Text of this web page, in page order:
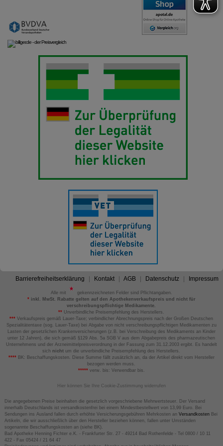
Barrierefreiheitserklärung Kontakt AGB Datenschutz Impressum
Alle mit
gekennzeichneten Felder sind Pflichtangaben.
*inkl. MwSt. Rabatte gelten auf den Apothekenverkaufspreis und nicht für
verschreibungspflichtige Medikamente.
** Unverbindliche Preisempfehlung des Herstellers.
*** Verkaufspreis gemäß Lauer-Taxe; verbindlicher Abrechnungspreis nach der Großen Deutschen
Spezialitätentaxe (sog. Lauer-Taxe) bei Abgabe von nicht verschreibungspflichtigen Medikamenten zu
Lasten der gesetzlichen Krankenversicherungen (z.B. bei Verschreibung des Medikaments an Kinder
unter 12 Jahren), die sich gemäß §129 Abs. 5a SGB V aus dem Abgabepreis des pharmazeutischen
Unternehmens und der Arzneimittelpreisverordnung in der Fassung zum 31.12.2003 ergibt. Es handelt
sich nicht um die unverbindliche Preisempfehlung des Herstellers.
****BK: Beschaffungskosten. Diese Summe fällt zusätzlich an, da der Artikel direkt vom Hersteller
bezogen werden muss.
*****verw. bis: Verwendbar bis.
Hier können Sie Ihre Cookie-Zustimmung widerrufen
Die angegebenen Preise beinhalten die gesetzlich vorgeschriebene Mehrwertsteuer. Der Versand
innerhalb Deutschlands ist versandkostenfrei bei einem Mindestbestellwert von 13,99 Euro. Bei
Sendungen ins Ausland fallen durch erhöhte Versicherungsgebühren Mehrkosten an VersandkostenBei
Artikeln, die wir ausschließlich über den Hersteller beziehen können, fallen unter Umständen
sogenannte Beschaffungskosten an (siehe BK).
Bad Apotheke Henning Fichter e.K. - Frankfurter Str. 27 - 49214 Bad Rothenfelde - Tel 0800 / 10 11
422 - Fax 05424 / 21 64 47